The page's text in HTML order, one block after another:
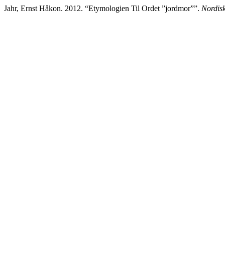
Jahr, Ernst Håkon. 2012. “Etymologien Til Ordet ”jordmor””.